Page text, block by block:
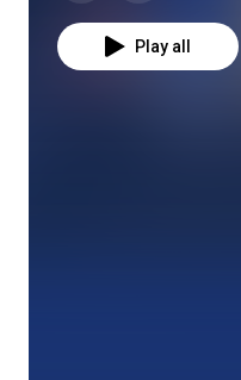
Play all